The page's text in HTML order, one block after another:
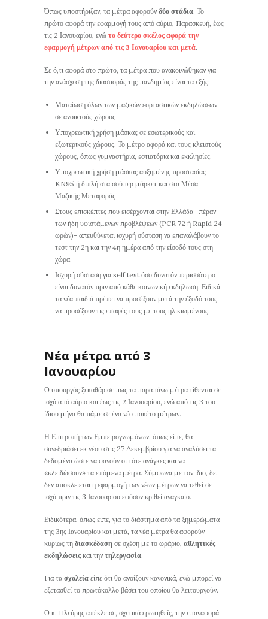
Όπως υποστήριξαν, τα μέτρα αφορούν δύο στάδια. Το
πρώτο αφορά την εφαρμογή τους από αύριο, Παρασκευή, έως
τις 2 Ιανουαρίου, ενώ το δεύτερο σκέλος αφορά την
εφαρμογή μέτρων από τις 3 Ιανουαρίου και μετά.
Σε ό,τι αφορά στο πρώτο, τα μέτρα που ανακοινώθηκαν για
την ανάσχεση της διασποράς της πανδημίας είναι τα εξής:
Ματαίωση όλων των μαζικών εορταστικών εκδηλώσεων
σε ανοικτούς χώρους
Υποχρεωτική χρήση μάσκας σε εσωτερικούς και
εξωτερικούς χώρους. Το μέτρο αφορά και τους κλειστούς
χώρους, όπως γυμναστήρια, εστιατόρια και εκκλησίες.
Υποχρεωτική χρήση μάσκας αυξημένης προστασίας
KN95 ή διπλή στα σούπερ μάρκετ και στα Μέσα
Μαζικής Μεταφοράς
Στους επισκέπτες που εισέρχονται στην Ελλάδα -πέραν
των ήδη υφιστάμενων προβλέψεων (PCR 72 ή Rapid 24
ωρών)- απευθύνεται ισχυρή σύσταση να επαναλάβουν το
τεστ την 2η και την 4η ημέρα από την είσοδό τους στη
χώρα.
Ισχυρή σύσταση για self test όσο δυνατόν περισσότερο
είναι δυνατόν πριν από κάθε κοινωνική εκδήλωση. Ειδικά
τα νέα παιδιά πρέπει να προσέξουν μετά την έξοδό τους
να προσέξουν τις επαφές τους με τους ηλικιωμένους.
Νέα μέτρα από 3
Ιανουαρίου
Ο υπουργός ξεκαθάρισε πως τα παραπάνω μέτρα τίθενται σε
ισχύ από αύριο και έως τις 2 Ιανουαρίου, ενώ από τις 3 του
ίδιου μήνα θα πάμε σε ένα νέο πακέτο μέτρων.
Η Επιτροπή των Εμπειρογνωμόνων, όπως είπε, θα
συνεδριάσει εκ νέου στις 27 Δεκεμβρίου για να αναλύσει τα
δεδομένα ώστε να φανούν οι τότε ανάγκες και να
«κλειδώσουν» τα επόμενα μέτρα. Σύμφωνα με τον ίδιο, δε,
δεν αποκλείεται η εφαρμογή των νέων μέτρων να τεθεί σε
ισχύ πριν τις 3 Ιανουαρίου εφόσον κριθεί αναγκαίο.
Ειδικότερα, όπως είπε, για το διάστημα από τα ξημερώματα
της 3ης Ιανουαρίου και μετά, τα νέα μέτρα θα αφορούν
κυρίως τη διασκέδαση σε σχέση με το ωράριο, αθλητικές
εκδηλώσεις και την τηλεργασία.
Για τα σχολεία είπε ότι θα ανοίξουν κανονικά, ενώ μπορεί να
εξετασθεί το πρωτόκολλο βάσει του οποίου θα λειτουργούν.
Ο κ. Πλεύρης απέκλεισε, σχετικά ερωτηθείς, την επαναφορά